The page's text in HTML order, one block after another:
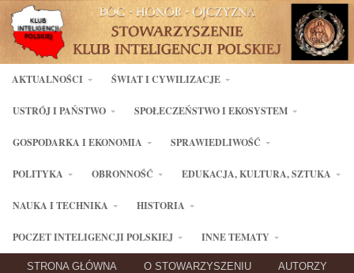
AKTUALNOŚCI ŚWIAT I CYWILIZACJE
USTRÓJ I PAŃSTWO SPOŁECZEŃSTWO I EKOSYSTEM
GOSPODARKA I EKONOMIA SPRAWIEDLIWOŚĆ
POLITYKA OBRONNOŚĆ EDUKACJA, KULTURA, SZTUKA
NAUKA I TECHNIKA HISTORIA
POCZET INTELIGENCJI POLSKIEJ INNE TEMATY
STRONA GŁÓWNA O STOWARZYSZENIU AUTORZY